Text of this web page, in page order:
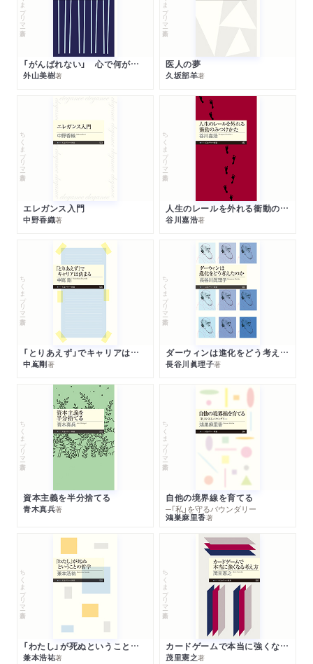
「がんばれない」 心で何が起きているか
外山美樹著
医人の夢
久坂部羊著
ちくまプリマー新書
エレガンス入門
中野香織著
ちくまプリマー新書
人生のレールを外れる衝動のみつけかた
谷川嘉浩著
ちくまプリマー新書
「とりあえず」でキャリアは決まる
中嶌剛著
ちくまプリマー新書
ダーウィンは進化をどう考えたのか
長谷川眞理子著
ちくまプリマー新書
資本主義を半分捨てる
青木真兵著
ちくまプリマー新書
自他の境界線を育てる
─「私」を守るバウンダリー
鴻巣麻里香著
ちくまプリマー新書
「わたし」が死ぬということの哲学
兼本浩祐著
ちくまプリマー新書
カードゲームで本当に強くなる考え方
茂里憲之著